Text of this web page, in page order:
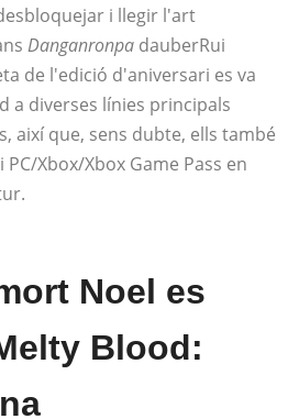
i llegir l'art
Danganronpa dauberRui
de l'edició d'aniversari es va
a diverses línies principals
així que, sens dubte, ells també
Xbox/Xbox Game Pass en
Noel es
Blood: